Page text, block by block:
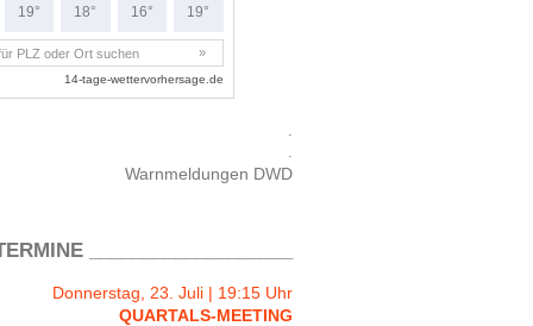
.
.
Warnmeldungen DWD
___________________
Donnerstag, 23. Juli | 19:15 Uhr
QUARTALS-MEETING